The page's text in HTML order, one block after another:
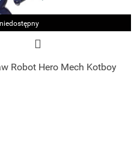
Robot Hero Mech Kotboy